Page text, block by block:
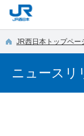
JR西日本トップペー
ニュースリ